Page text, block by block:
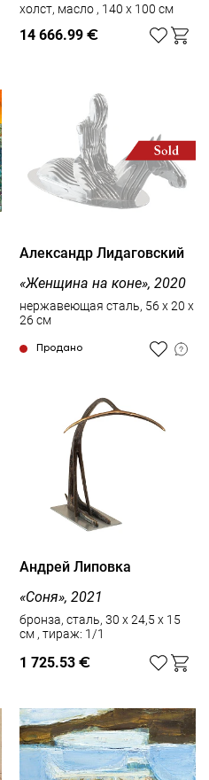
холст, масло , 140 x 100 см
14 666.99 €
Александр Лидаговский
«Женщина на коне», 2020
нержавеющая сталь, 56 х 20 х
26 см
Продано
Андрей Липовка
«Соня», 2021
бронза, сталь, 30 х 24,5 х 15
см , тираж: 1/1
1 725.53 €